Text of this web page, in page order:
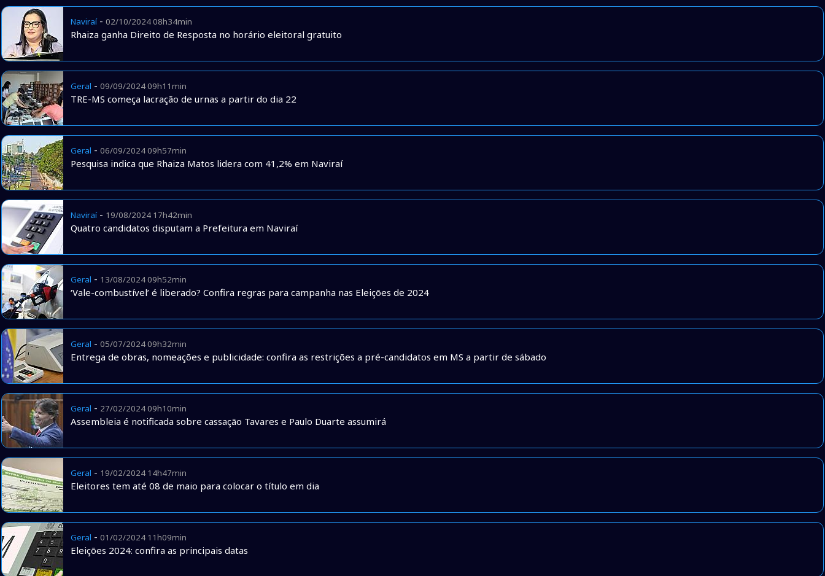
Naviraí- 02/10/2024 08h34min
Rhaiza ganha Direito de Resposta no horário eleitoral gratuito
Geral - 09/09/2024 09h11min
TRE-MS começa lacração de urnas a partir do dia 22
Geral - 06/09/2024 09h57min
Pesquisa indica que Rhaiza Matos lidera com 41,2% em Naviraí
Naviraí- 19/08/2024 17h42min
Quatro candidatos disputam a Prefeitura em Naviraí
Geral - 13/08/2024 09h52min
‘Vale-combustível’ é liberado? Confira regras para campanha nas Eleições de 2024
Geral - 05/07/2024 09h32min
Entrega de obras, nomeações e publicidade: confira as restrições a pré-candidatos em MS a partir de sábado
Geral - 27/02/2024 09h10min
Assembleia é notificada sobre cassação Tavares e Paulo Duarte assumirá
Geral - 19/02/2024 14h47min
Eleitores tem até 08 de maio para colocar o título em dia
Geral - 01/02/2024 11h09min
Eleições 2024: confira as principais datas